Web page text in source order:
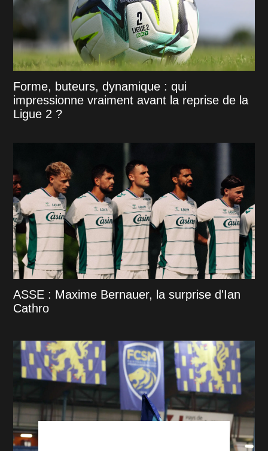
Forme, buteurs, dynamique : qui
impressionne vraiment avant la reprise de la
Ligue 2 ?
ASSE : Maxime Bernauer, la surprise d'Ian
Cathro